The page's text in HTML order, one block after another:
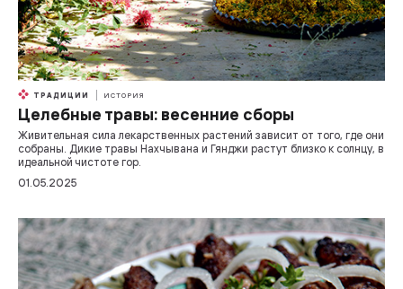
ТРАДИЦИИ ИСТОРИЯ
Целебные травы: весенние сборы
Живительная сила лекарственных растений зависит от того, где они
собраны. Дикие травы Нахчывана и Гянджи растут близко к солнцу, в
идеальной чистоте гор.
01.05.2025